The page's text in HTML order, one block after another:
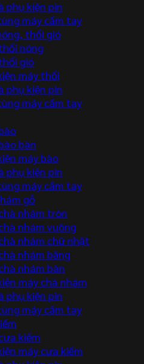
phụ kiện pin
máy cầm tay
thổi gió
nóng
gió
máy thổi
phụ kiện pin
máy cầm tay
bàn
máy bào
phụ kiện pin
máy cầm tay
gỗ
nhám tròn
nhám vuông
nhám chữ nhật
nhám băng
nhám bàn
máy chà nhám
phụ kiện pin
máy cầm tay
kiếm
máy cưa kiếm